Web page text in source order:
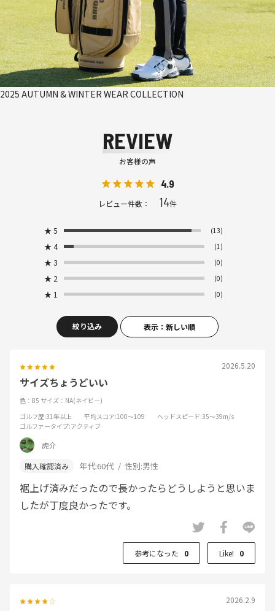
2025 AUTUMN & WINTER WEAR COLLECTION
REVIEW
お客様の声
4.9
レビュー件数： 14件
★ 5 (13)
★ 4 (1)
★ 3 (0)
★ 2 (0)
★ 1 (0)
絞り込み 表示：新しい順
2026.5.20
サイズちょうどいい
色：85 サイズ：NA(ネイビー)
ゴルフ歴:31年以上 平均スコア:100～109 ヘッドスピード:35～39m/s
ゴルファータイプ:アクティブ
虎介
年代:60代 性別:男性
裾上げ済みだったので長かったらどうしようと思いま
したが丁度良かったです。
参考になった 0 Like! 0
2026.2.9